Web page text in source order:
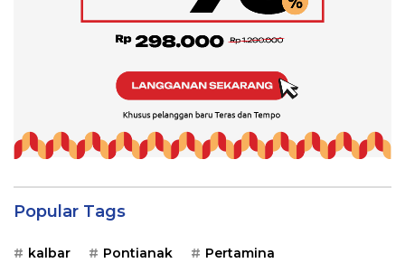
Popular Tags
kalbar Pontianak Pertamina